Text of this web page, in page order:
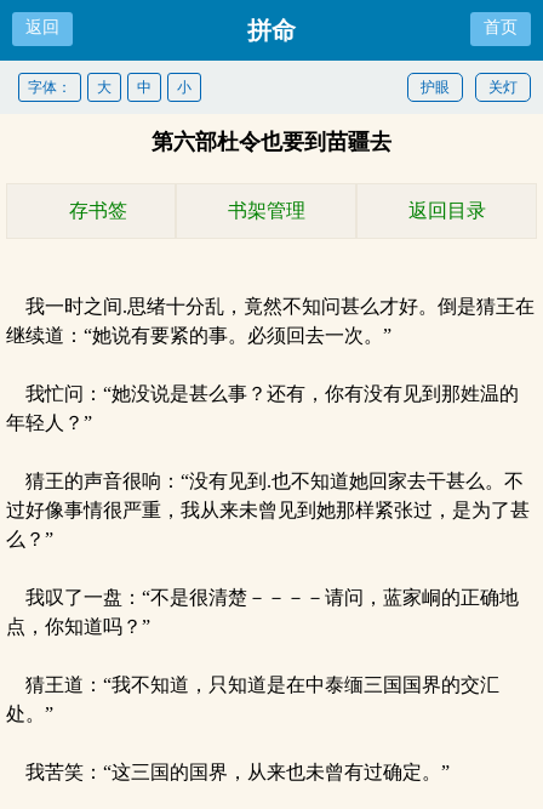
返回 拼命 首页
关灯
护眼
字体： 大 中 小
第六部杜令也要到苗疆去
存书签 书架管理 返回目录
我一时之间.思绪十分乱，竟然不知问甚么才好。倒是猜王在
继续道：“她说有要紧的事。必须回去一次。”
我忙问：“她没说是甚么事？还有，你有没有见到那姓温的
年轻人？”
猜王的声音很响：“没有见到.也不知道她回家去干甚么。不
过好像事情很严重，我从来未曾见到她那样紧张过，是为了甚
么？”
我叹了一盘：“不是很清楚－－－－请问，蓝家峒的正确地
点，你知道吗？”
猜王道：“我不知道，只知道是在中泰缅三国国界的交汇
处。”
我苦笑：“这三国的国界，从来也未曾有过确定。”